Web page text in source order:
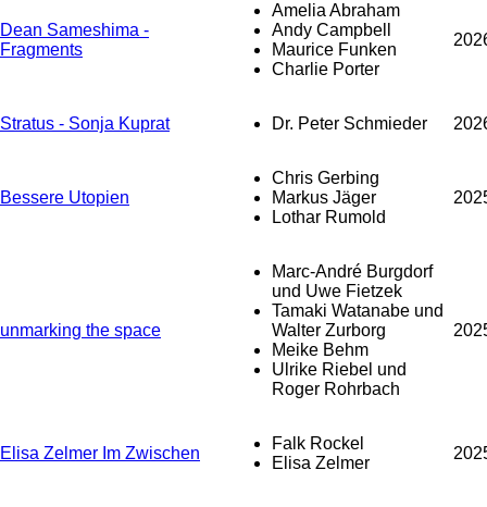
Dean Sameshima -
Fragments
Amelia Abraham
Andy Campbell
Maurice Funken
Charlie Porter
Stratus - Sonja Kuprat Dr. Peter Schmieder
Bessere Utopien
Chris Gerbing
Markus Jäger
Lothar Rumold
unmarking the space
Marc-André Burgdorf
und Uwe Fietzek
Tamaki Watanabe und
Walter Zurborg
Meike Behm
Ulrike Riebel und
Roger Rohrbach
Elisa Zelmer Im Zwischen
Falk Rockel
Elisa Zelmer